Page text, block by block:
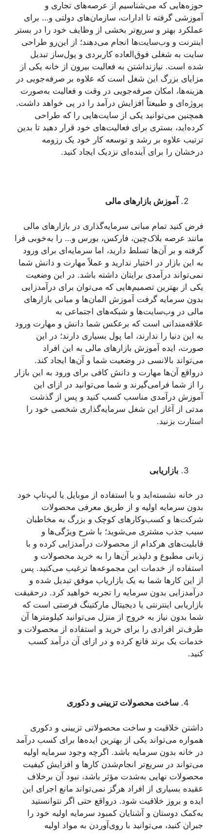
حوزه‌هایی که می‌شناسیم از عرصه‌های تجاری و
آموزشی گرفته تا ادارات، سازمان‌های دولتی و… برای
عملکرد بهتر و سریع‌تر بخشی از وظایف خود را در بستر
اینترنت و وب‌سایت‌ها انجام می‌دهند؛ از این‌رو طراحی
سایت به شغلی فوق‌العاده کاربردی و پول‌ساز تبدیل
شده است. نیازنداشتن به فعالیت بیرون از خانه یکی از
مزایای بزرگ این شغل است که علاوه ‌بر صرفه‌جویی در
هزینه‌ها، امکان صرفه‌جویی در وقت و فعالیت به‌صورت
پروژه‌ای و طبیعتاً افزایش درآمد را در پی خواهد داشت.
همچنین می‌توانید یکی از سایت‌هایی را که طراحی
کرده‌اید، بستری برای فعالیت‌های خود قرار دهید تا بدین
ترتیب علاوه‌ بر رشد و توسعه کار خود یک رزومه
درخشان را برای آینده‌ای نزدیک ایجاد کنید.
آموزش بازارهای مالی
فرض کنید تمام مبانی سرمایه‌گذاری در بازارهای مالی
مانند عرصه بلاک‌چین، فارکس، بورس و… را به‌خوبی فرا
گرفته و بر آن‌ها تسلط دارید، اما سرمایه‌ای برای ورود
به این بازار در اختیار ندارید و عملاً مهارت و دانش شما
نمی‌تواند درآمدی برایتان داشته باشد. در این وضعیت
یکی از بهترین تصمیم‌هایی که می‌توان برای درآمدزایی
بدون سرمایه گرفت آموزش المان‌ها و مبانی بازارهای
مالی در وب‌سایت‌ها و شبکه‌های اجتماعی به
علاقه‌مندانی است که برعکس شما دانش و مهارت ورود
به این دنیا را ندارند، اما پول بسیاری دارند؛ در این
صورت، ایده آموزش بازارهای مالی به این افراد
می‌تواند بالانسی در وضعیت شما و آن‌ها ایجاد کند.
درواقع آن‌ها مهارت و دانش کافی برای ورود به این بازار
را از شما فرامی‌گیرند و شما می‌توانید در ازای این
آموزش درآمدی مناسب کسب کنید و پس از گذشت
مدتی از آغاز این شغل سرمایه‌گذاری شخصی خود را
استارت بزنید.
بازاریابی
در خانه نشسته‌اید و با استفاده از موبایل یا لپ‌تاپ خود
بدون سرمایه اولیه و از طریق معرفی محصولات
شرکت‌ها و کسب‌وکارهای کوچک و بزرگ به مخاطبان
سبب جذب مشتری می‌شوید؛ با شرح ویژگی‌ها و
قابلیت‌های هرکدام از محصولات درآمدزایی کرده و با
زبانی مطبوع و دلپذیر آن‌ها را به خرید محصولات و
استفاده از خدمات این مجموعه‌ها ترغیب می‌کنید. پس
از این کارها شما به یک بازاریاب موفق تبدیل شده و
درآمدزایی بدون سرمایه را تجربه خواهید کرد. درحقیقت
بازاریابی اینترنتی یا دیجیتال مارکتینگ فرصتی است که
شما بدون نیاز به خروج از منزل می‌توانید کیلومترها آن
طرف‌تر افرادی را برای خرید و استفاده از محصولات و
خدمات یک برند قانع کرده و در ازای آن درآمد کسب
کنید.
ساخت محصولات تزیینی و دکوری
داشتن خلاقیت و ساخت محصولاتی تزیینی و دکوری
همواره می‌تواند یکی از بهترین ایده‌ها برای کسب درآمد
در خانه بدون سرمایه باشد. اگرچه وجود سرمایه اولیه
می‌تواند در سریع‌تر انجام‌شدن کارها و افزایش کیفیت
محصولات نهایی به‌شدت مؤثر باشد، نبود آن برخلاف
عقیده بسیاری از افراد هرگز نمی‌تواند مانع اجرای این
ایده و بروز خلاقیت شود. درواقع حتی اگر نتوانستید
به‌کمک دوستان و آشنایان کمبود سرمایه اولیه خود را
جبران کنید، می‌توانید با روی‌آوردن به مواد اولیه